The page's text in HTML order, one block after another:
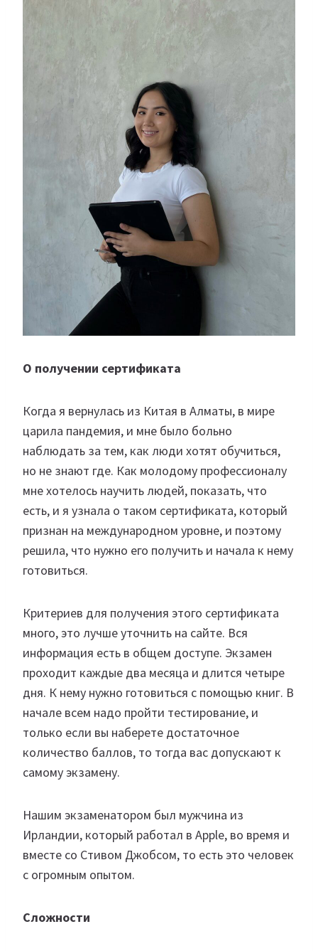
О получении сертификата
Когда я вернулась из Китая в Алматы, в мире
царила пандемия, и мне было больно
наблюдать за тем, как люди хотят обучиться,
но не знают где. Как молодому профессионалу
мне хотелось научить людей, показать, что
есть, и я узнала о таком сертификата, который
признан на международном уровне, и поэтому
решила, что нужно его получить и начала к нему
готовиться.
Критериев для получения этого сертификата
много, это лучше уточнить на сайте. Вся
информация есть в общем доступе. Экзамен
проходит каждые два месяца и длится четыре
дня. К нему нужно готовиться с помощью книг. В
начале всем надо пройти тестирование, и
только если вы наберете достаточное
количество баллов, то тогда вас допускают к
самому экзамену.
Нашим экзаменатором был мужчина из
Ирландии, который работал в Apple, во время и
вместе со Стивом Джобсом, то есть это человек
с огромным опытом.
Сложности